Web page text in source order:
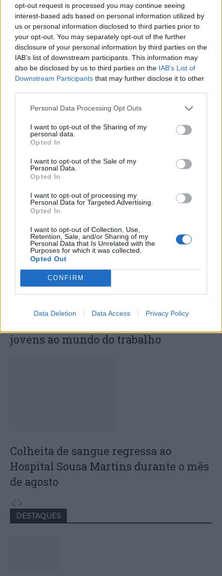
opt-out request is processed you may continue seeing
interest-based ads based on personal information utilized by
us or personal information disclosed to third parties prior to
your opt-out. You may separately opt-out of the further
disclosure of your personal information by third parties on the
IAB’s list of downstream participants. This information may
also be disclosed by us to third parties on the IAB’s List of
Downstream Participants that may further disclose it to other
Personal Data Processing Opt Outs
I want to opt-out of the Sharing of my
personal data.
Opted In
I want to opt-out of the Sale of my
Personal Data.
Opted In
I want to opt-out of processing my
Personal Data for Targeted Advertising.
Opted In
I want to opt-out of Collection, Use,
Retention, Sale, and/or Sharing of my
Personal Data that Is Unrelated with the
Purposes for which it was collected.
Opted Out
CONFIRM
Data Deletion Data Access Privacy Policy
exclusivo à TVC/Notícias
de Águeda (com vídeo)
avança no terreno, num
investimento superior a
100 milhões de euros
ARTIGOS RELACIONADOSMAIS DO AUTOR
Deputados do PSD saúdam Banda
Sinfónica da ARMAB pelo 1º lugar no
certame internacional de Valência
jovens ao mundo do trabalho
Colheita de sangue regressa ao
Hospital Sousa Martins durante o mês
de agosto
DESTAQUES